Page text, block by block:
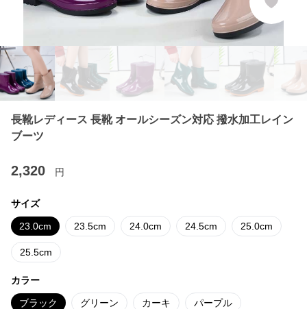
長靴レディース 長靴 オールシーズン対応 撥水加工レイン
ブーツ
2,320 円
サイズ
23.0cm 23.5cm 24.0cm 24.5cm 25.0cm
25.5cm
カラー
ブラック グリーン カーキ パープル